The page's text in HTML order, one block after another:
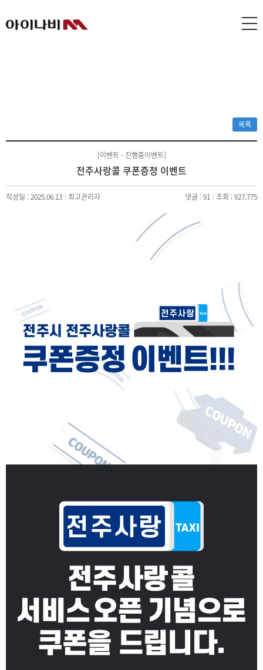
목록
[이벤트 - 진행중이벤트]
전주사랑콜 쿠폰증정 이벤트
작성일 : 2025.06.13 최고관리자 댓글 : 91 조회 : 927,775